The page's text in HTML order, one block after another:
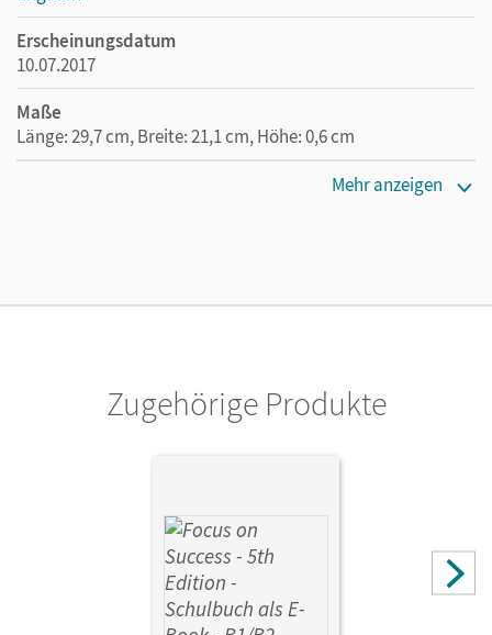
Erscheinungsdatum
10.07.2017
Maße
Länge: 29,7 cm, Breite: 21,1 cm, Höhe: 0,6 cm
Michael; Hyde-Kull, Nicole
Mehr anzeigen
Zugehörige Produkte